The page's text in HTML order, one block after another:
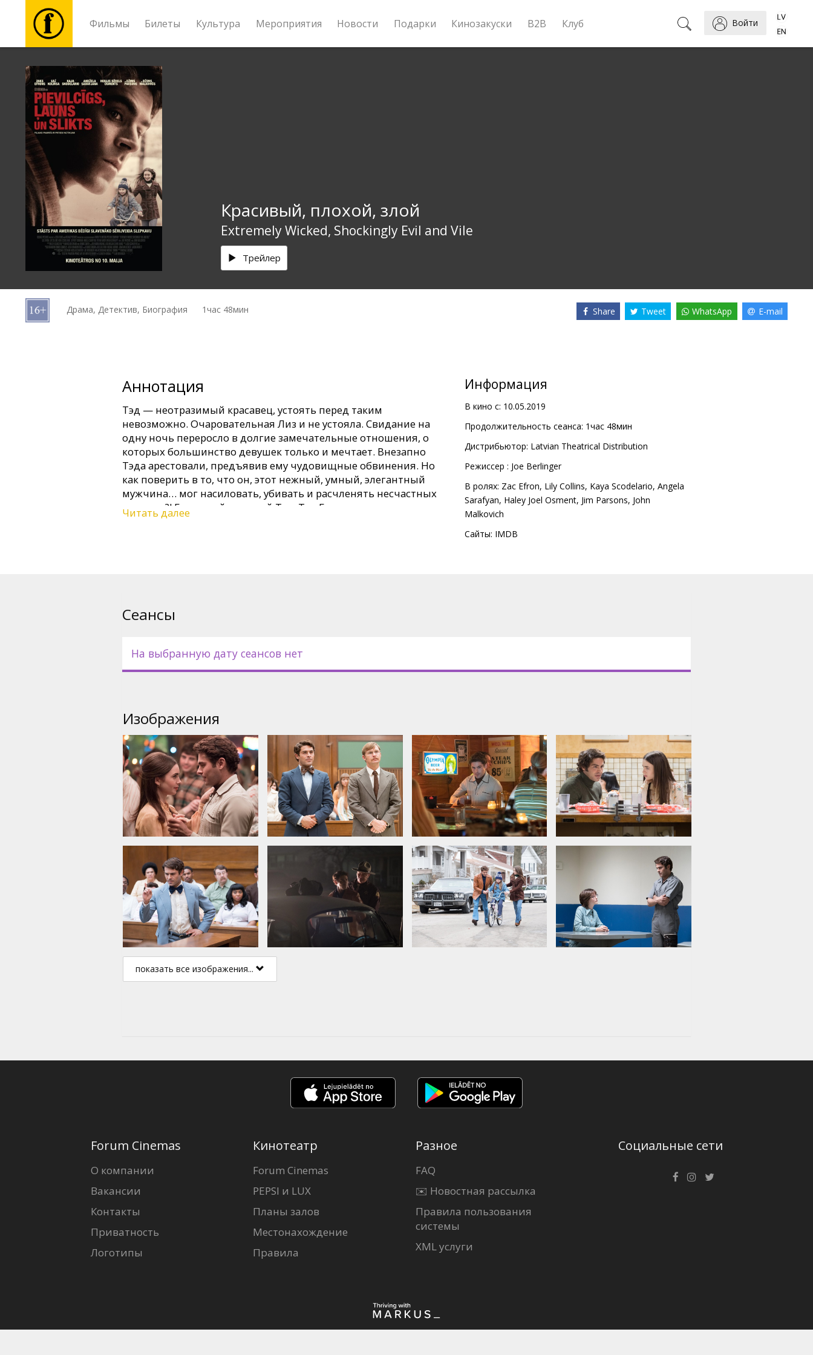
Фильмы Билеты Культура Мероприятия Новости Подарки Кинозакуски B2B Клуб Войти
Фильмы
Билеты
Культура
Мероприятия
Новости
Подарки
B2B
Красивый, плохой, злой
Extremely Wicked, Shockingly Evil and Vile
Трейлер
Драма, Детектив, Биография 1час 48мин Share Tweet WhatsApp E-mail
Аннотация
Тэд — неотразимый красавец, устоять перед таким
невозможно. Очаровательная Лиз и не устояла. Свидание на
одну ночь переросло в долгие замечательные отношения, о
которых большинство девушек только и мечтает. Внезапно
Тэда арестовали, предъявив ему чудовищные обвинения. Но
как поверить в то, что он, этот нежный, умный, элегантный
мужчина… мог насиловать, убивать и расчленять несчастных
женщин?! Ее родной и милый Тэд. Тэд Банди.
Читать далее
Информация
В кино с: 10.05.2019
Продолжительность сеанса: 1час 48мин
Дистрибьютор: Latvian Theatrical Distribution
Pежиссер : Joe Berlinger
В ролях: Zac Efron, Lily Collins, Kaya Scodelario, Angela
Sarafyan, Haley Joel Osment, Jim Parsons, John
Malkovich
Сайты: IMDB
Сеансы
На выбранную дату сеансов нет
Изображения
показать все изображения...
Forum Cinemas
О компании
Вакансии
Контакты
Приватность
Логотипы
Кинотеатр
Forum Cinemas
PEPSI и LUX
Планы залов
Местонахождение
Правила
Разное
FAQ
✉️ Новостная рассылка
Правила пользования
системы
XML услуги
Социальные сети